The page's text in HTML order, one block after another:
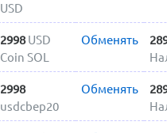
USD
2998 USD
Coin SOL
Обменять
2998
usdcbep20
Обменять